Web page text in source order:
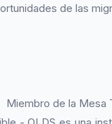
de las
Miembro de la Mesa